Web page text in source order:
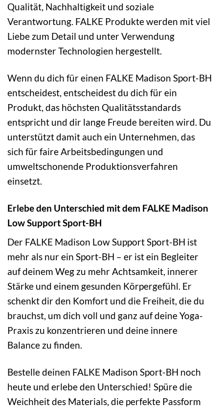
Qualität, Nachhaltigkeit und soziale
Verantwortung. FALKE Produkte werden mit viel
Liebe zum Detail und unter Verwendung
modernster Technologien hergestellt.
Wenn du dich für einen FALKE Madison Sport-BH
entscheidest, entscheidest du dich für ein
Produkt, das höchsten Qualitätsstandards
entspricht und dir lange Freude bereiten wird. Du
unterstützt damit auch ein Unternehmen, das
sich für faire Arbeitsbedingungen und
umweltschonende Produktionsverfahren
einsetzt.
Erlebe den Unterschied mit dem FALKE Madison
Low Support Sport-BH
Der FALKE Madison Low Support Sport-BH ist
mehr als nur ein Sport-BH – er ist ein Begleiter
auf deinem Weg zu mehr Achtsamkeit, innerer
Stärke und einem gesunden Körpergefühl. Er
schenkt dir den Komfort und die Freiheit, die du
brauchst, um dich voll und ganz auf deine Yoga-
Praxis zu konzentrieren und deine innere
Balance zu finden.
Bestelle deinen FALKE Madison Sport-BH noch
heute und erlebe den Unterschied! Spüre die
Weichheit des Materials, die perfekte Passform